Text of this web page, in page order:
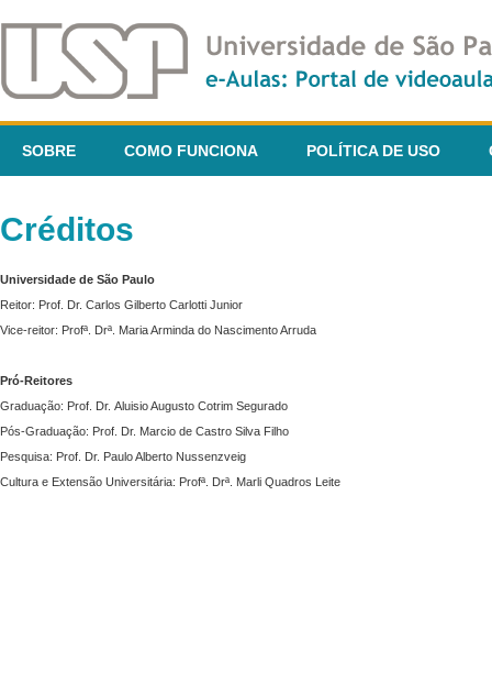
SOBRE COMO FUNCIONA POLÍTICA DE USO
Créditos
Universidade de São Paulo
Reitor: Prof. Dr. Carlos Gilberto Carlotti Junior
Vice-reitor: Profª. Drª. Maria Arminda do Nascimento Arruda
Pró-Reitores
Graduação: Prof. Dr. Aluisio Augusto Cotrim Segurado
Pós-Graduação: Prof. Dr. Marcio de Castro Silva Filho
Pesquisa: Prof. Dr. Paulo Alberto Nussenzveig
Cultura e Extensão Universitária: Profª. Drª. Marli Quadros Leite